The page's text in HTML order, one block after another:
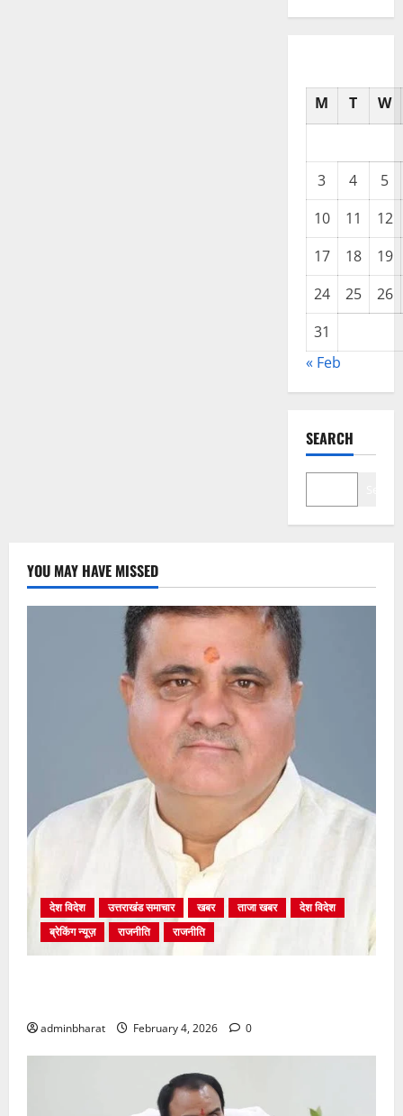
M T W
3 4
5
10
11
12
17
18
19
24
25
26
31
« Feb
SEARCH
YOU MAY HAVE MISSED
देश विदेश उत्तराखंड समाचार खबर ताजा खबर
देश विदेश
ब्रेकिंग न्यूज़
राजनीति राजनीति
adminbharat February 4, 2026 0